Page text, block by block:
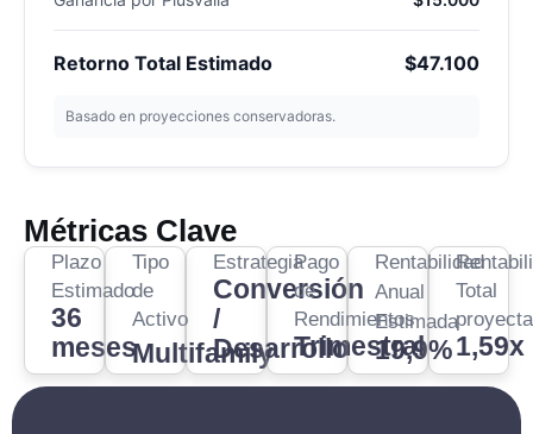
Retorno Total Estimado $47.100
Basado en proyecciones conservadoras.
Métricas Clave
Plazo
Estimado
36
meses
Tipo
de
Activo
Multifamily
Estrategia
Conversión
/
Desarrollo
Pago
de
Rendimientos
Trimestral
Rentabilidad
Anual
Estimada
19,9%
Total
1,59x